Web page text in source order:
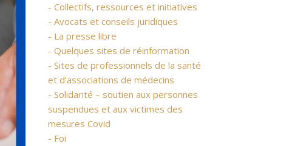
- Collectifs, ressources et initiatives
- Avocats et conseils juridiques
- La presse libre
- Quelques sites de réinformation
- Sites de professionnels de la santé
et d’associations de médecins
- Solidarité – soutien aux personnes
suspendues et aux victimes des
mesures Covid
- Foi